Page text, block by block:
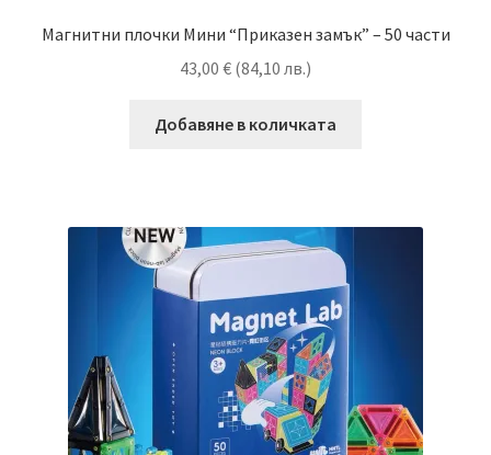
Магнитни плочки Мини “Приказен замък” – 50 части
43,00 € (84,10 лв.)
Добавяне в количката